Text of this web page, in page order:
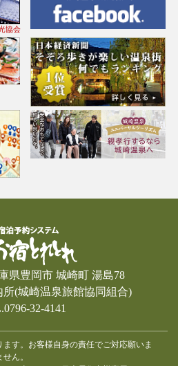
協会
県豊岡市 城崎町 湯島78
(城崎温泉旅館協同組合)
32-4141
す。お客様自身の責任でご対応願いま
ん。